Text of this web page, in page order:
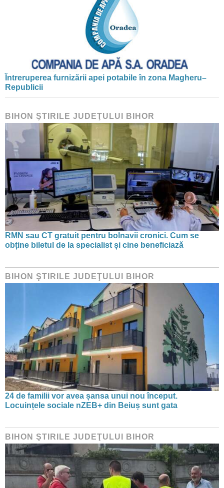
Întreruperea furnizării apei potabile în zona Magheru–
Republicii
BIHON ŞTIRILE JUDEŢULUI BIHOR
RMN sau CT gratuit pentru bolnavii cronici. Cum se
obține biletul de la specialist și cine beneficiază
BIHON ŞTIRILE JUDEŢULUI BIHOR
24 de familii vor avea șansa unui nou început.
Locuințele sociale nZEB+ din Beiuș sunt gata
BIHON ŞTIRILE JUDEŢULUI BIHOR